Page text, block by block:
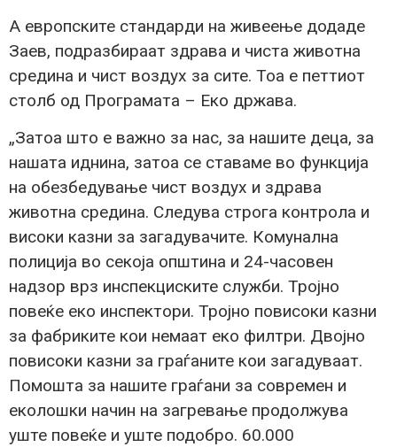
А европските стандарди на живеење додаде
Заев, подразбираат здрава и чиста животна
средина и чист воздух за сите. Тоа е петтиот
столб од Програмата – Еко држава.
„Затоа што е важно за нас, за нашите деца, за
нашата иднина, затоа се ставаме во функција
на обезбедување чист воздух и здрава
животна средина. Следува строга контрола и
високи казни за загадувачите. Комунална
полиција во секоја општина и 24-часовен
надзор врз инспекциските служби. Тројно
повеќе еко инспектори. Тројно повисоки казни
за фабриките кои немаат еко филтри. Двојно
повисоки казни за граѓаните кои загадуваат.
Помошта за нашите граѓани за современ и
еколошки начин на загревање продолжува
уште повеќе и уште подобро. 60.000